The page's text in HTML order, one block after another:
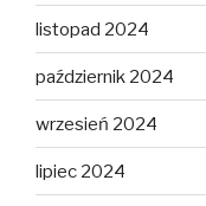
listopad 2024
październik 2024
wrzesień 2024
lipiec 2024